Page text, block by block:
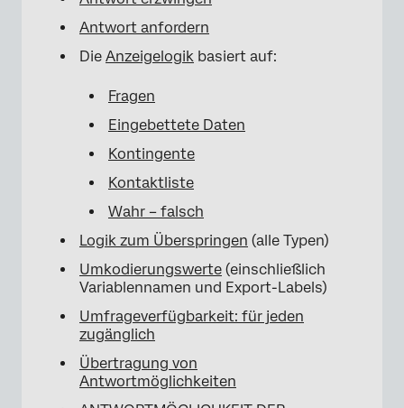
Antwort anfordern
Die Anzeigelogik basiert auf:
Fragen
Eingebettete Daten
Kontingente
Kontaktliste
Wahr – falsch
Logik zum Überspringen (alle Typen)
Umkodierungswerte (einschließlich
Variablennamen und Export-Labels)
Umfrageverfügbarkeit: für jeden
zugänglich
Übertragung von
Antwortmöglichkeiten